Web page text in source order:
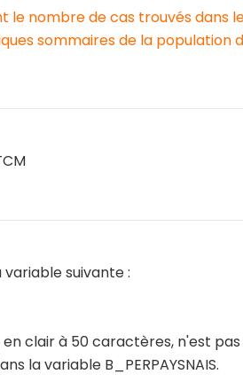
le nombre de cas trouvés dans
sommaires de la population
suivante :
en clair à 50 caractères, n'est
la variable B_PERPAYSNAIS.